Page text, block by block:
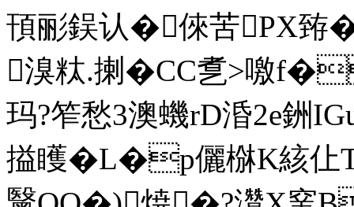
頇彨鋘认�倈苦PX臶
溴粏.揦�CC乽>噭
玛?笮愁3澳蟣rD涽2e銂
搤矆�L�p儷椕K絯仩